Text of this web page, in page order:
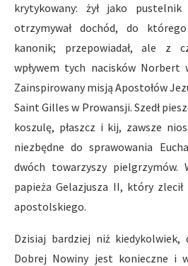
krytykowany: żył jako
otrzymywał dochód, do
kanonik; przepowiadał, ale z
wpływem tych nacisków Norbert
Zainspirowany misją Apostołów
Saint Gilles w Prowansji. Szedł
koszulę, płaszcz i kij, zawsze
niezbędne do sprawowania
dwóch towarzyszy pielgrzymów.
papieża Gelazjusza II, który zlecił
apostolskiego.
Dzisiaj bardziej niż kiedykolwiek,
Dobrej Nowiny jest konieczne i